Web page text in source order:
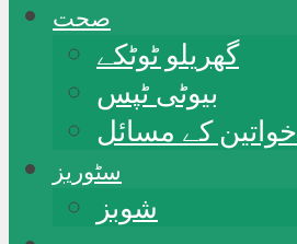
صحت
گھریلو ٹوٹکے
بیوٹی ٹپس
خواتین کے مسائل
سٹوریز
شوبز